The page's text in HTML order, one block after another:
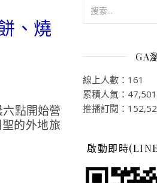
、燒
點開始營
的外地旅
GA
線上人數：161
累積人氣：
推播訂閱：
啟動即時